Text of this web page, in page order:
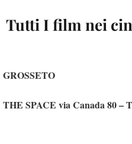
Tutti I film nei
GROSSETO
THE SPACE via Canada 80 –